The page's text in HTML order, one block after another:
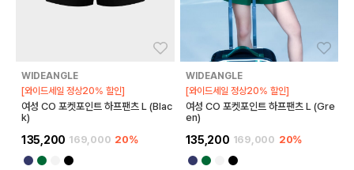
WIDEANGLE
[와이드세일 정상20% 할인]
여성 CO 포켓포인트 하프팬츠 L (Blac
k)
135,200 169,000 20%
WIDEANGLE
[와이드세일 정상20% 할인]
여성 CO 포켓포인트 하프팬츠 L (Gre
en)
135,200 169,000 20%